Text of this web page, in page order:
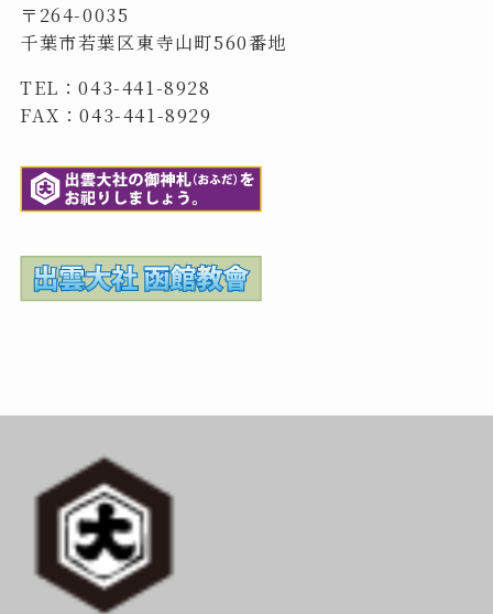
〒264-0035
千葉市若葉区東寺山町560番地
TEL：043-441-8928
FAX：043-441-8929